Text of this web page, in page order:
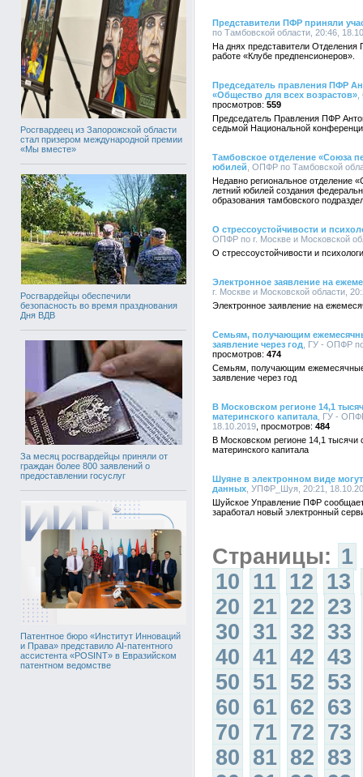
Росгвардеец из Запорожской области
стал призером международной премии
«Мы вместе»
Росгвардейцы обеспечили
безопасность во время празднования
Дня ВДВ
За месяц росгвардейцы приняли от
граждан более 800 заявлений о
предоставлении госуслуг
Патентное бюро «Институт Инноваций
и Права» представило AI-патентного
ассистента «POSINT» в Евразийском
патентном ведомстве
Представители ПФР приняли
по Тамбовской области, 20:46,
На днях представители Отделения
работе «Клубе предпенсионеров».
Председатель правления ПФР
«Общество для всех возрастов»
559
Председатель Правления ПФР
седьмой Национальной
Тамбовское отделение «Союза
юбилей , ОПФР по Тамбовской
Недавно региональное отделение
летний юбилей создания
образования тамбовского
О стрессоустойчивости и
ОПФР по г. Москве и Московской
О стрессоустойчивости и
Электронное заявление на
г. Москве и Московской области,
Электронное заявление на
Семьям, получающим
заявление через год , ГУ - ОПФР
474
Семьям, получающим ежемесячные
заявление через год
В Московском регионе 14,1
материнского капитала , ГУ -
18.10.2019
484
В Московском регионе 14,1
материнского капитала
Шуяне в электронном виде
данных , УПФР_Шуя, 20:21,
Шуйское Управление ПФР
заработал новый электронный
Страницы: 1
10 11 12 13
20 21 22 23
30 31 32 33
40 41 42 43
50 51 52 53
60 61 62 63
70 71 72 73
80 81 82 83